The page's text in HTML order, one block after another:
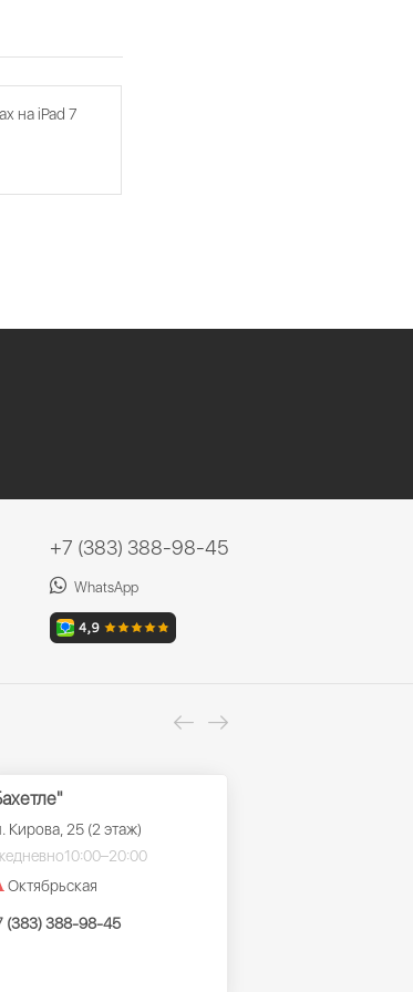
на iPad 7
+7 (383) 388-98-45
WhatsApp
Кирова, 25 (2 этаж)
10:00–20:00
Октябрьская
(383) 388-98-45